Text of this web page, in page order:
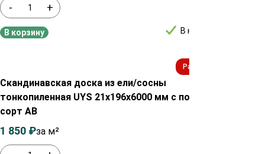
- +
В наличии
В корзину
Распродажа!
Скандинавская доска из ели/сосны
тонкопиленная UYS 21х196х6000 мм с покраской
сорт АВ
1 850 ₽за м²